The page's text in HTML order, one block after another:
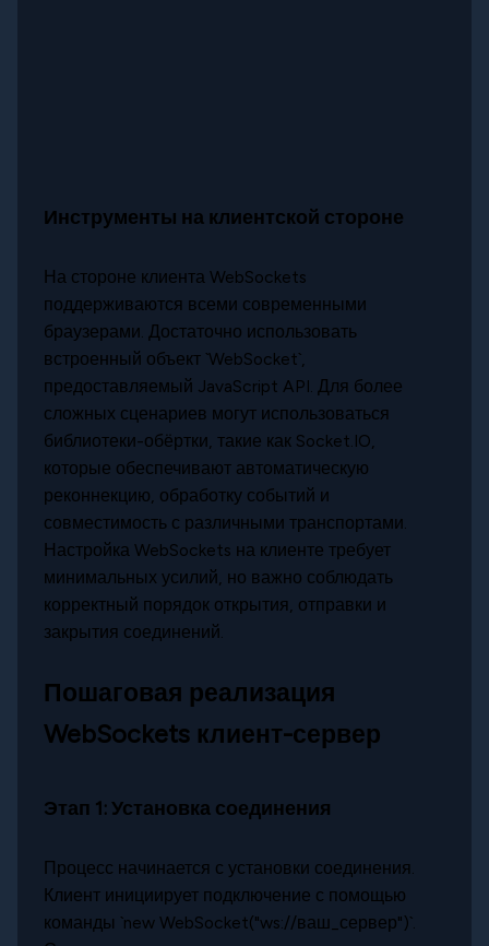
Инструменты на клиентской стороне
На стороне клиента WebSockets
поддерживаются всеми современными
браузерами. Достаточно использовать
встроенный объект `WebSocket`,
предоставляемый JavaScript API. Для более
сложных сценариев могут использоваться
библиотеки-обёртки, такие как Socket.IO,
которые обеспечивают автоматическую
реконнекцию, обработку событий и
совместимость с различными транспортами.
Настройка WebSockets на клиенте требует
минимальных усилий, но важно соблюдать
корректный порядок открытия, отправки и
закрытия соединений.
Пошаговая реализация
WebSockets клиент-сервер
Этап 1: Установка соединения
Процесс начинается с установки соединения.
Клиент инициирует подключение с помощью
команды `new WebSocket("ws://ваш_сервер")`.